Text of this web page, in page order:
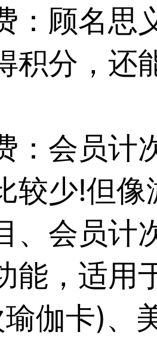
：顾名思
积分，还
：会员计
较少!但
、会员计
能，适用
伽卡)、